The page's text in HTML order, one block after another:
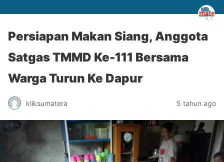
Persiapan Makan Siang, Anggota
Satgas TMMD Ke-111 Bersama
Warga Turun Ke Dapur
kliksumatera 5 tahun ago